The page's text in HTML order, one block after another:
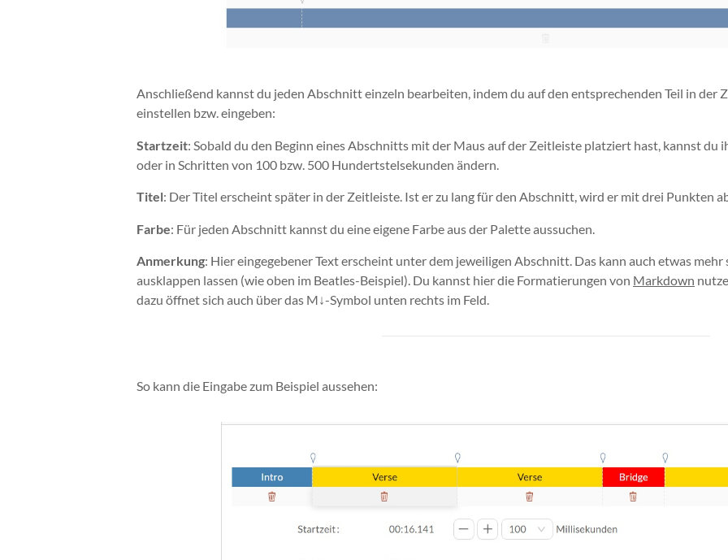
Anschließend kannst du jeden Abschnitt einzeln bearbeiten, indem du auf den entsprechenden Teil in der
einstellen bzw. eingeben:
Startzeit: Sobald du den Beginn eines Abschnitts mit der Maus auf der Zeitleiste platziert hast, kannst du
oder in Schritten von 100 bzw. 500 Hundertstelsekunden ändern.
Titel: Der Titel erscheint später in der Zeitleiste. Ist er zu lang für den Abschnitt, wird er mit drei Punkten
Farbe: Für jeden Abschnitt kannst du eine eigene Farbe aus der Palette aussuchen.
Anmerkung: Hier eingegebener Text erscheint unter dem jeweiligen Abschnitt. Das kann auch etwas mehr
ausklappen lassen (wie oben im Beatles-Beispiel). Du kannst hier die Formatierungen von Markdown
dazu öffnet sich auch über das M↓-Symbol unten rechts im Feld.
So kann die Eingabe zum Beispiel aussehen: